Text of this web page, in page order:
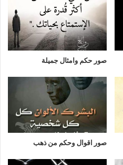
صور حكم وامثال جميلة
صور اقوال وحكم من ذهب